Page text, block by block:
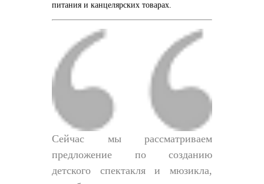
питания и канцелярских товарах.
Сейчас мы рассматриваем
предложение по созданию
детского спектакля и мюзикла,